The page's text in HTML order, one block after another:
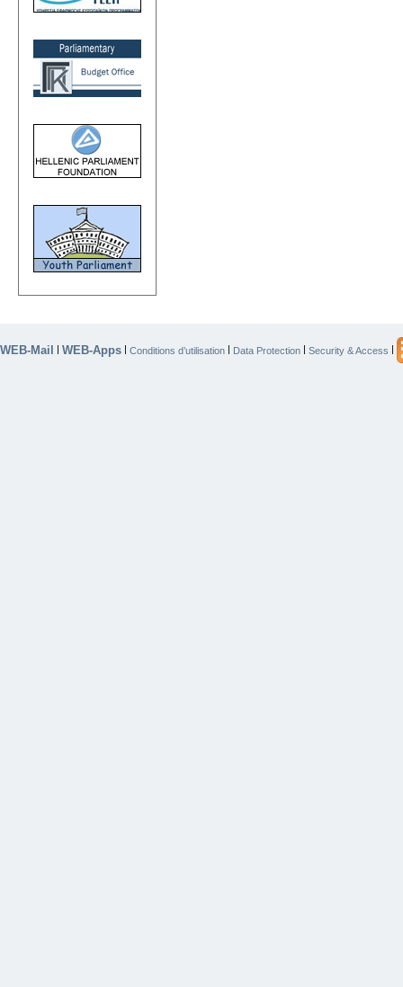
WEB-Mail WEB-Apps Conditions d’utilisation Data Protection Security & Access